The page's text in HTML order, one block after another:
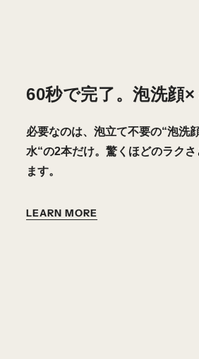
60秒で完了。泡洗顔×
必要なのは、泡立て不要の“泡洗
水“の2本だけ。驚くほどのラク
ます。
LEARN MORE